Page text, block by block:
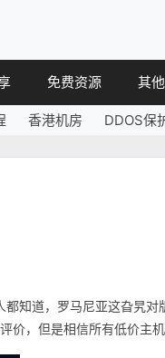
免费资源
免费空间
其他
简讯
香港机房 DDOS保
知道，罗马尼亚这旮旯
，但是相信所有低价主机